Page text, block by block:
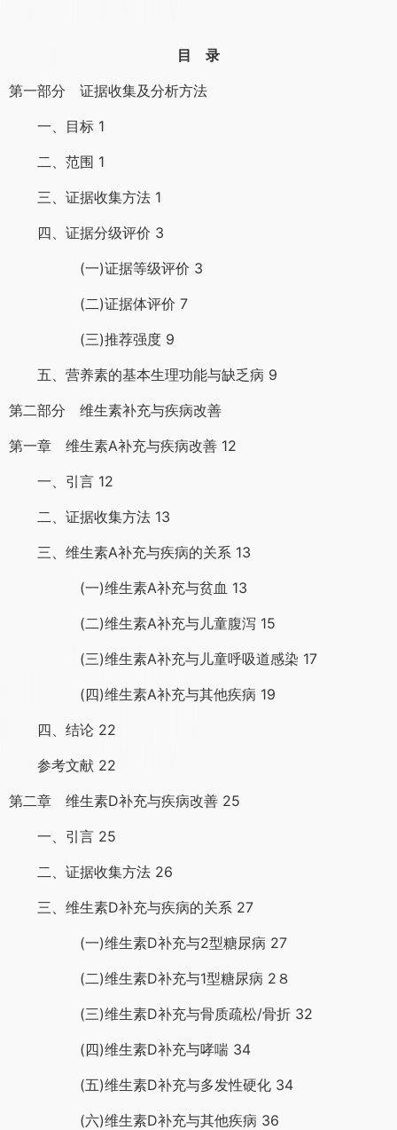
目 录
第一部分 证据收集及分析方法
一、目标 1
二、范围 1
三、证据收集方法 1
四、证据分级评价 3
(一)证据等级评价 3
(二)证据体评价 7
(三)推荐强度 9
五、营养素的基本生理功能与缺乏病 9
第二部分 维生素补充与疾病改善
第一章 维生素A补充与疾病改善 12
一、引言 12
二、证据收集方法 13
三、维生素A补充与疾病的关系 13
(一)维生素A补充与贫血 13
(二)维生素A补充与儿童腹泻 15
(三)维生素A补充与儿童呼吸道感染 17
(四)维生素A补充与其他疾病 19
四、结论 22
参考文献 22
第二章 维生素D补充与疾病改善 25
一、引言 25
二、证据收集方法 26
三、维生素D补充与疾病的关系 27
(一)维生素D补充与2型糖尿病 27
(二)维生素D补充与1型糖尿病 2８
(三)维生素D补充与骨质疏松/骨折 32
(四)维生素D补充与哮喘 34
(五)维生素D补充与多发性硬化 34
(六)维生素D补充与其他疾病 36